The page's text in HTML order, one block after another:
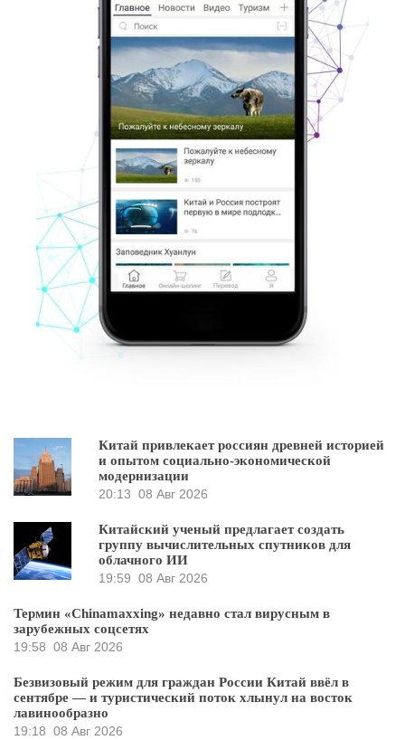
Китай привлекает россиян древней историей
и опытом социально-экономической
модернизации
20:13 08 Авг 2026
Китайский ученый предлагает создать
группу вычислительных спутников для
облачного ИИ
19:59 08 Авг 2026
Термин «Chinamaxxing» недавно стал вирусным в
зарубежных соцсетях
19:58 08 Авг 2026
Безвизовый режим для граждан России Китай ввёл в
сентябре — и туристический поток хлынул на восток
лавинообразно
19:18 08 Авг 2026